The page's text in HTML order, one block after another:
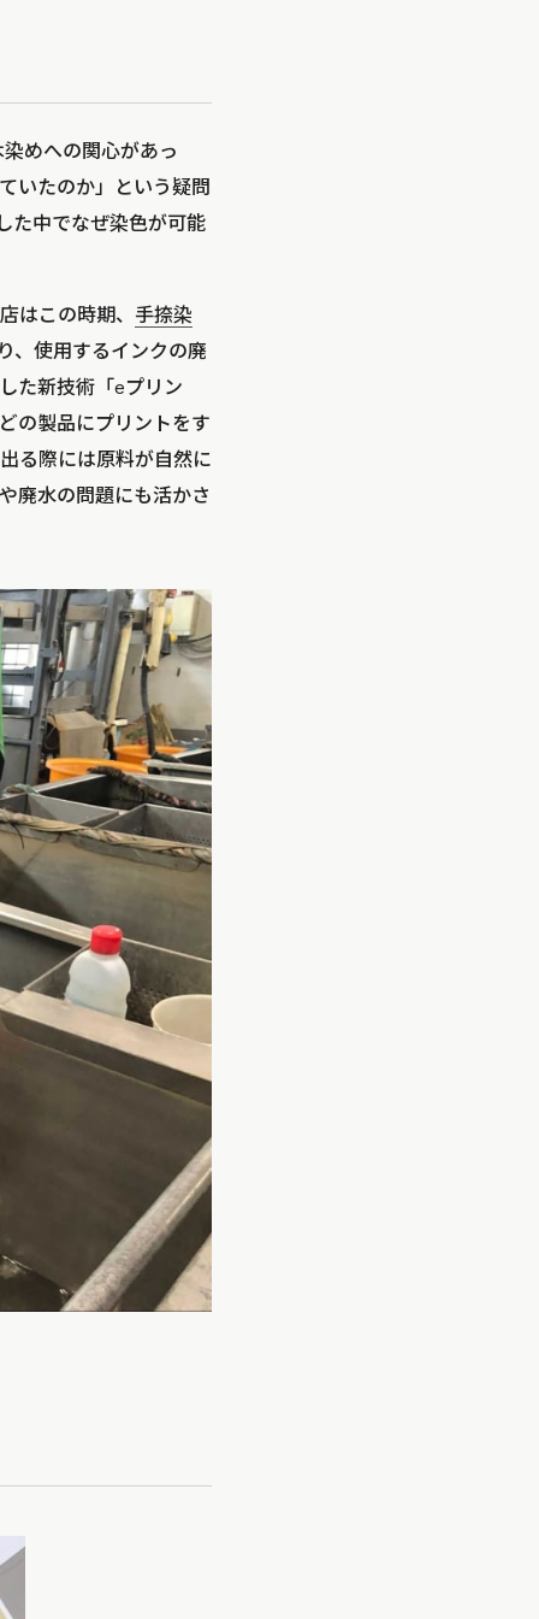
めへの関心があっ
いたのか」という疑問
た中でなぜ染色が可能
はこの時期、 手捺染
、使用するインクの廃
た新技術「eプリン
の製品にプリントをす
る際には原料が自然に
廃水の問題にも活かさ